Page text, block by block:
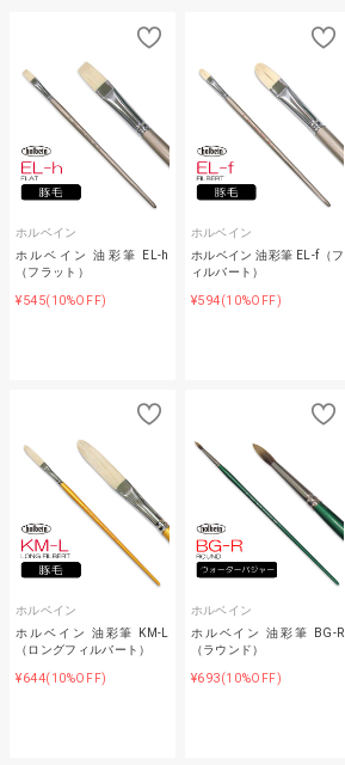
ホルベイン
ホルベイン 油彩筆 EL-h
（フラット）
¥545(10%OFF)
ホルベイン
ホルベイン 油彩筆 EL-f（フ
ィルバート）
¥594(10%OFF)
ホルベイン
ホルベイン 油彩筆 KM-L
（ロングフィルバート）
¥644(10%OFF)
ホルベイン
ホルベイン 油彩筆 BG-R
（ラウンド）
¥693(10%OFF)